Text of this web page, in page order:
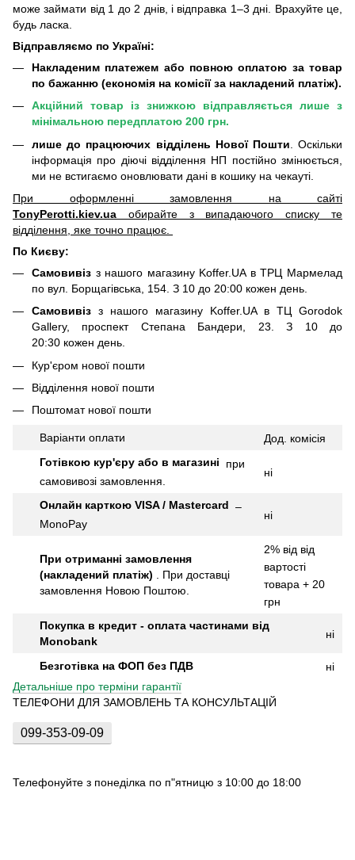
може займати від 1 до 2 днів, і відправка 1–3 дні. Врахуйте це,
будь ласка.
Відправляємо по Україні:
Накладеним платежем або повною оплатою за товар
по бажанню (економія на комісії за накладений платіж).
Акційний товар із знижкою відправляється лише з
мінімальною передплатою 200 грн.
лише до працюючих відділень Нової Пошти . Оскільки
інформація про діючі відділення НП постійно змінюється,
ми не встигаємо оновлювати дані в кошику на чекауті.
При оформленні замовлення на сайті
TonyPerotti.kiev.ua обирайте з випадаючого списку те
відділення, яке точно працює.
По Києву:
Самовивіз з нашого магазину Koffer.UA в ТРЦ Мармелад
по вул. Борщагівська, 154. З 10 до 20:00 кожен день.
Самовивіз з нашого магазину Koffer.UA в ТЦ Gorodok
Gallery, проспект Степана Бандери, 23. З 10 до
20:30 кожен день.
Кур'єром нової пошти
Відділення нової пошти
Поштомат нової пошти
Варіанти оплати Дод. комісія
Готівкою кур'єру або в магазині при
самовивозі замовлення.
ні
Онлайн карткою VISA / Mastercard –
MonoPay
ні
При отриманні замовлення
(накладений платіж)
При доставці
замовлення Новою Поштою.
2% від від
вартості
товара + 20
грн
Покупка в кредит - оплата частинами від
Monobank
ні
Безготівка на ФОП без ПДВ
ні
Детальніше про терміни гарантії
ТЕЛЕФОНИ ДЛЯ ЗАМОВЛЕНЬ ТА КОНСУЛЬТАЦІЙ
099-353-09-09
Телефонуйте з понеділка по п"ятницю з 10:00 до 18:00